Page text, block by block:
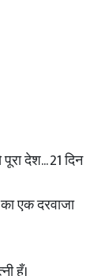
देश... 21 दिन
एक दरवाजा